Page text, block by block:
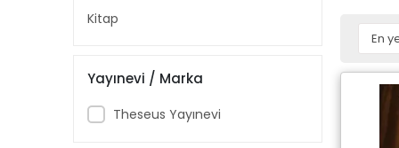
Kitap
Yayınevi / Marka
Theseus Yayınevi